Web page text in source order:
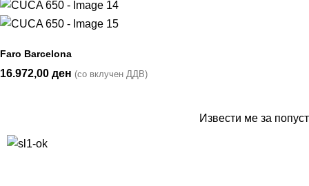
Faro Barcelona
16.972,00 ден (со вклучен ДДВ)
Извести ме за попуст